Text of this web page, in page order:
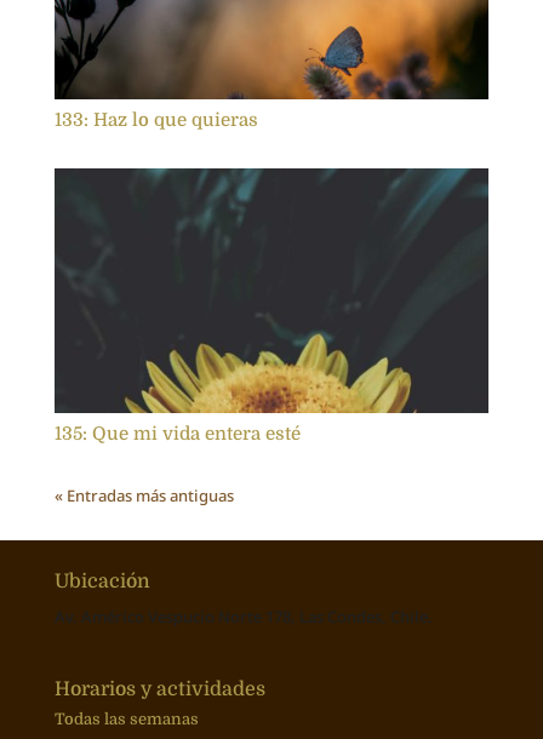
133: Haz lo que quieras
135: Que mi vida entera esté
« Entradas más antiguas
Ubicación
Av. Américo Vespucio Norte 178, Las Condes, Chile.
Horarios y actividades
Todas las semanas